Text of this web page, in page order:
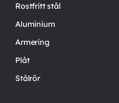
Rostfritt stål
Aluminium
Armering
Plåt
Stålrör